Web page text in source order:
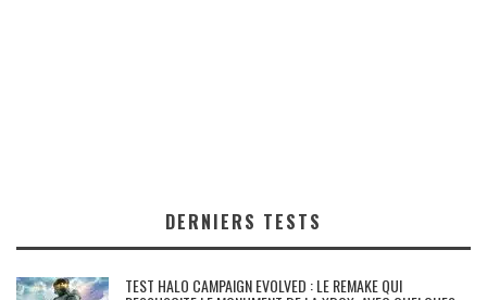
DERNIERS TESTS
TEST HALO CAMPAIGN EVOLVED : LE REMAKE QUI